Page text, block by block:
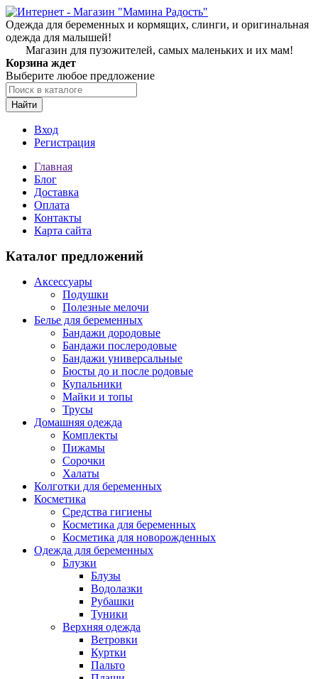
Одежда для беременных и кормящих, слинги, и оригинальная
одежда для малышей!
Магазин для пузожителей, самых маленьких и их мам!
Корзина ждет
Выберите любое предложение
Найти
Вход
Регистрация
Главная
Блог
Доставка
Оплата
Контакты
Карта сайта
Каталог предложений
Аксессуары
Подушки
Полезные мелочи
Белье для беременных
Бандажи дородовые
Бандажи послеродовые
Бандажи универсальные
Бюсты до и после родовые
Купальники
Майки и топы
Трусы
Домашняя одежда
Комплекты
Пижамы
Сорочки
Халаты
Колготки для беременных
Косметика
Cредства гигиены
Косметика для беременных
Косметика для новорожденных
Одежда для беременных
Блузки
Блузы
Водолазки
Рубашки
Туники
Верхняя одежда
Ветровки
Куртки
Пальто